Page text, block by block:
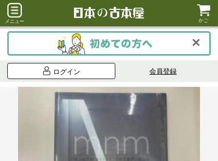
メニュー かご
ログイン 会員登録